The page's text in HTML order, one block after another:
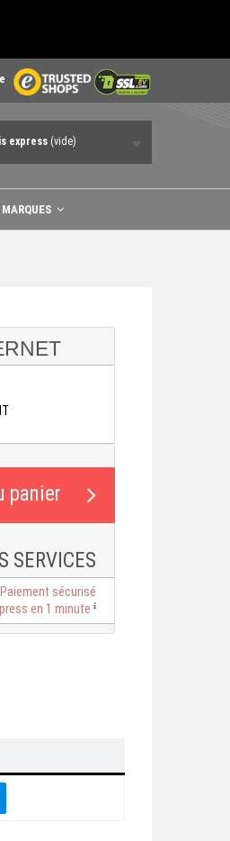
express (vide)
SERVICES
sécurisé
en 1 minute